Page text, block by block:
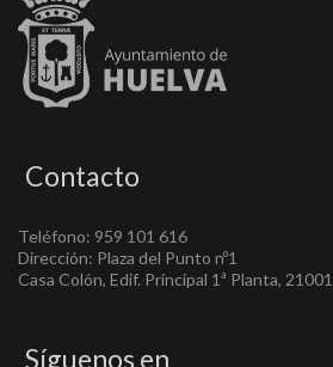
Contacto
Teléfono: 959 101 616
Dirección: Plaza del Punto nº1
Casa Colón, Edif. Principal 1ª Planta, 21001
Síguenos en